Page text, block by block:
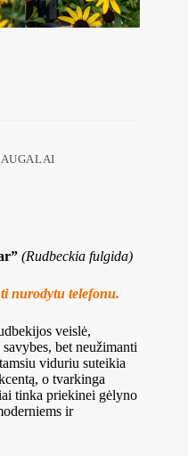
(Rudbeckia fulgida)
nurodytu telefonu.
veislė,
bet neužimanti
viduriu suteikia
o tvarkinga
tinka priekinei gėlyno
ir